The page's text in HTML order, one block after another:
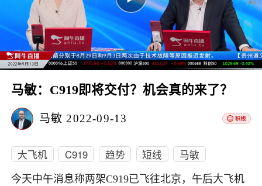
马敏：C919即将交付？机会真的来了？
马敏 2022-09-13
大飞机 C919 趋势 短线 马敏
今天中午消息称两架C919已飞往北京，午后大飞机